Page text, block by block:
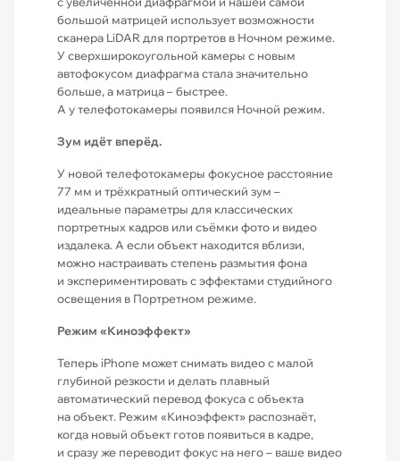
большой матрицей использует возможности
сканера LiDAR для портретов в Ночном режиме.
У сверхшироко­угольной камеры с новым
автофокусом диафрагма стала значительно
больше, а матрица – быстрее.
А у телефотокамеры появился Ночной режим.
Зум идёт вперёд.
У новой телефотокамеры фокусное расстояние
77 мм и трёхкратный оптический зум –
идеальные параметры для классических
портретных кадров или съёмки фото и видео
издалека. А если объект находится вблизи,
можно настраивать степень размытия фона
и экспериментировать с эффектами студийного
освещения в Портретном режиме.
Режим «Киноэффект»
Теперь iPhone может снимать видео с малой
глубиной резкости и делать плавный
автоматический перевод фокуса с объекта
на объект. Режим «Киноэффект» распознаёт,
когда новый объект готов появиться в кадре,
и сразу же переводит фокус на него – ваше видео